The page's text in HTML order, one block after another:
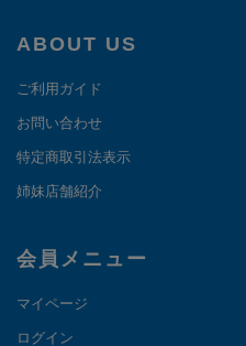
ABOUT US
ご利用ガイド
お問い合わせ
特定商取引法表示
姉妹店舗紹介
会員メニュー
マイページ
ログイン